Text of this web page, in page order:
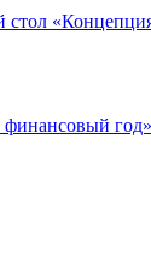
финансовый год»